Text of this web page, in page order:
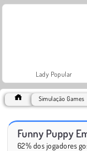
Lady Popular
Simulação Games
Funny Puppy
62% dos jogadores